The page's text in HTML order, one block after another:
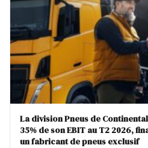
La division Pneus de
35% de son EBIT au T2 2026,
un fabricant de pneus exclusif